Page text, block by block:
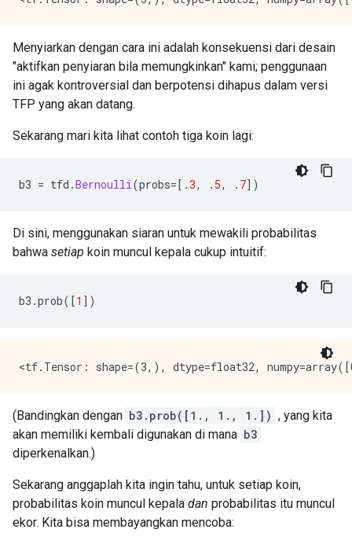
Menyiarkan dengan cara ini adalah konsekuensi dari desain
"aktifkan penyiaran bila memungkinkan" kami; penggunaan
ini agak kontroversial dan berpotensi dihapus dalam versi
TFP yang akan datang.
Sekarang mari kita lihat contoh tiga koin lagi:
b3 = tfd .Bernoulli(probs=[.3, . 5, . 7])
Di sini, menggunakan siaran untuk mewakili probabilitas
bahwa setiap koin muncul kepala cukup intuitif:
b3 .prob([1 ])
(Bandingkan dengan b3.prob([1., 1., 1.]) , yang kita
akan memiliki kembali digunakan di mana b3
diperkenalkan.)
Sekarang anggaplah kita ingin tahu, untuk setiap koin,
probabilitas koin muncul kepala dan probabilitas itu muncul
ekor. Kita bisa membayangkan mencoba: